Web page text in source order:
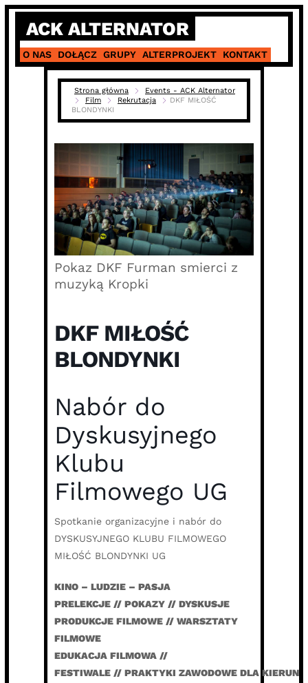
Skip
content
ACK ALTERNATOR
O NAS DOŁĄCZ GRUPY ALTERPROJEKT KONTAKT
Strona główna
Events - ACK Alternator
Film
Rekrutacja
DKF MIŁOŚĆ
BLONDYNKI
Pokaz DKF Furman smierci z
muzyką Kropki
DKF MIŁOŚĆ
BLONDYNKI
Nabór do
Dyskusyjnego
Klubu
Filmowego UG
Spotkanie organizacyjne i nabór do
DYSKUSYJNEGO KLUBU FILMOWEGO
MIŁOŚĆ BLONDYNKI UG
KINO – LUDZIE – PASJA
PRELEKCJE // POKAZY // DYSKUSJE
PRODUKCJE FILMOWE // WARSZTATY
FILMOWE
EDUKACJA FILMOWA //
FESTIWALE // PRAKTYKI ZAWODOWE DLA